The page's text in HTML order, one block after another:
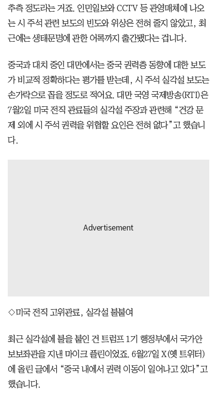
추측 정도라는 거죠. 인민일보와 CCTV 등 관영매체에 나오
는 시 주석 관련 보도의 빈도와 위상은 전혀 줄지 않았고, 최
근에는 생태문명에 관한 어록까지 출간됐다는 겁니다.
중국과 대치 중인 대만에서는 중국 권력층 동향에 대한 보도
가 비교적 정확하다는 평가를 받는데, 시 주석 실각설 보도는
손가락으로 꼽을 정도로 적어요. 대만 국영 국제방송(RTI)은
7월2일 미국 전직 관료들의 실각설 주장과 관련해 “건강 문
제 외에 시 주석 권력을 위협할 요인은 전혀 없다”고 했습니
다.
◇미국 전직 고위관료, 실각설 불붙여
최근 실각설에 불을 붙인 건 트럼프 1기 행정부에서 국가안
보보좌관을 지낸 마이크 플린이었죠. 6월27일 X(옛 트위터)
에 올린 글에서 “중국 내에서 권력 이동이 일어나고 있다”고
했습니다.